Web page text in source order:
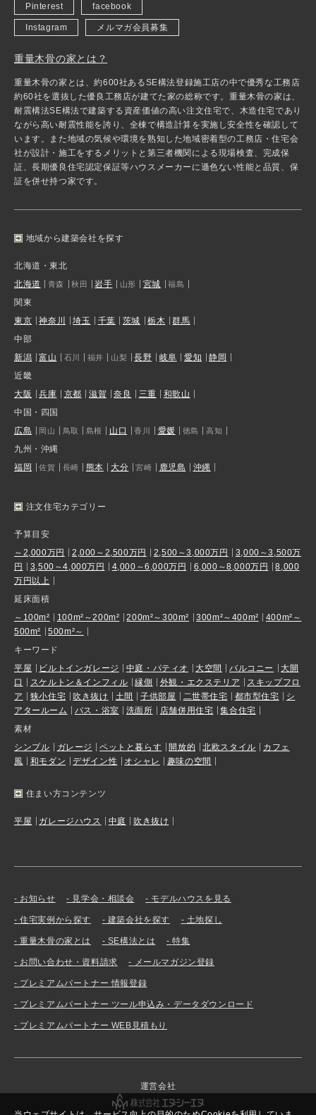
Pinterest facebook
Instagram メルマガ会員募集
重量木骨の家とは？
重量木骨の家とは、約600社あるSE構法登録施工店の中で優秀な工務店
約60社を選抜した優良工務店が建てた家の総称です。重量木骨の家は、
耐震構法SE構法で建築する資産価値の高い注文住宅で、木造住宅であり
ながら高い耐震性能を誇り、全棟で構造計算を実施し安全性を確認して
います。また地域の気候や環境を熟知した地域密着型の工務店・住宅会
社が設計・施工をするメリットと第三者機関による現場検査、完成保
証、長期優良住宅認定保証等ハウスメーカーに遜色ない性能と品質、保
証を併せ持つ家です。
地域から建築会社を探す
北海道・東北
北海道
青森 秋田 岩手 山形 宮城 福島
関東
東京
神奈川 埼玉 千葉 茨城 栃木
群馬
中部
新潟
富山 石川 福井 山梨 長野 岐阜 愛知
静岡
近畿
大阪
兵庫 京都 滋賀 奈良 三重
和歌山
中国・四国
広島
岡山 鳥取 島根 山口 香川 愛媛 徳島 高知
九州・沖縄
福岡
佐賀 長崎 熊本 大分 宮崎 鹿児島 沖縄
注文住宅カテゴリー
予算目安
～2,000万円
2,000～2,500万円 2,500～3,000万円
3,000～3,500万
円
3,500～4,000万円 4,000～6,000万円 6,000～8,000万円
8,000
万円以上
延床面積
～100m²
100m²～200m² 200m²～300m² 300m²～400m²
400m²～
500m²
500m²～
キーワード
平屋
ビルトインガレージ 中庭・パティオ 大空間 バルコニー
大開
口
スケルトン＆インフィル 縁側 外観・エクステリア
スキップフロ
ア
狭小住宅 吹き抜け 土間 子供部屋 二世帯住宅 都市型住宅
シ
アタールーム
バス・浴室 洗面所 店舗併用住宅
集合住宅
素材
シンプル
ガレージ ペットと暮らす 開放的 北欧スタイル
カフェ
風
和モダン デザイン性 オシャレ 趣味の空間
住まい方コンテンツ
平屋 ガレージハウス 中庭 吹き抜け
お知らせ 見学会・相談会 モデルハウスを見る
住宅実例から探す 建築会社を探す 土地探し
重量木骨の家とは SE構法とは 特集
お問い合わせ・資料請求 メールマガジン登録
プレミアムパートナー 情報登録
プレミアムパートナー ツール申込み・データダウンロード
プレミアムパートナー WEB見積もり
運営会社